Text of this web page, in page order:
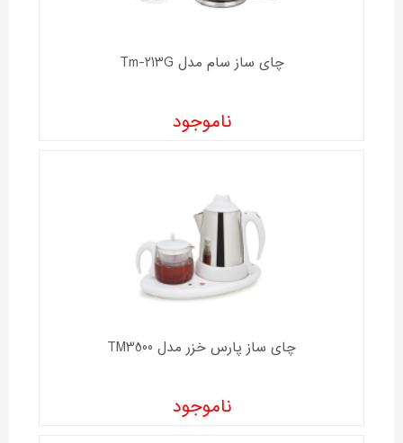
چای ساز سام مدل Tm-213G
ناموجود
چای ساز پارس خزر مدل TM3500
ناموجود